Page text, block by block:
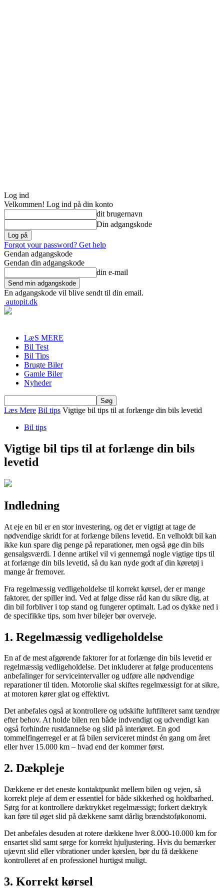
Log ind
Velkommen! Log ind på din konto
dit brugernavn
Din adgangskode
Forgot your password? Get help
Gendan adgangskode
Gendan din adgangskode
din e-mail
En adgangskode vil blive sendt til din email.
autopit.dk
LæS MERE
Bil Test
Bil Tips
Brugte Biler
Gamle Biler
Nyheder
Læs Mere Bil tips Vigtige bil tips til at forlænge din bils levetid
Bil tips
Vigtige bil tips til at forlænge din bils
levetid
Indledning
At eje en bil er en stor investering, og det er vigtigt at tage de
nødvendige skridt for at forlænge bilens levetid. En velholdt bil kan
ikke kun spare dig penge på reparationer, men også øge din bils
gensalgsværdi. I denne artikel vil vi gennemgå nogle vigtige tips til
at forlænge din bils levetid, så du kan nyde godt af din køretøj i
mange år fremover.
Fra regelmæssig vedligeholdelse til korrekt kørsel, der er mange
faktorer, der spiller ind. Ved at følge disse råd kan du sikre dig, at
din bil forbliver i top stand og fungerer optimalt. Lad os dykke ned i
de specifikke tips, som hver bilejer bør overveje.
1. Regelmæssig vedligeholdelse
En af de mest afgørende faktorer for at forlænge din bils levetid er
regelmæssig vedligeholdelse. Det inkluderer at følge producentens
anbefalinger for serviceintervaller og udføre alle nødvendige
reparationer til tiden. Motorolie skal skiftes regelmæssigt for at sikre,
at motoren kører glat og effektivt.
Det anbefales også at kontrollere og udskifte luftfilteret samt tændrør
efter behov. At holde bilen ren både indvendigt og udvendigt kan
også forhindre rustdannelse og slid på interiøret. En god
tommelfingerregel er at få bilen serviceret mindst én gang om året
eller hver 15.000 km – hvad end der kommer først.
2. Dækpleje
Dækkene er det eneste kontaktpunkt mellem bilen og vejen, så
korrekt pleje af dem er essentiel for både sikkerhed og holdbarhed.
Sørg for at kontrollere dæktrykket regelmæssigt; forkert dæktryk
kan føre til øget slid på dækkene samt dårlig brændstoføkonomi.
Det anbefales desuden at rotere dækkene hver 8.000-10.000 km for
ensartet slid samt sørge for korrekt hjuljustering. Hvis du bemærker
ujævnt slid eller vibrationer under kørslen, bør du få dækkene
kontrolleret af en professionel hurtigst muligt.
3. Korrekt kørsel